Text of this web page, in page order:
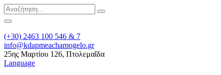
(+30) 2463 100 546 & 7
info@kdapmeachamogelo.gr
25ης Μαρτίου 126, Πτολεμαΐδα
Language